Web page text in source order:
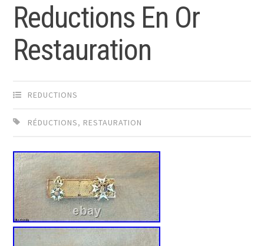
Reductions En Or
Restauration
REDUCTIONS
RÉDUCTIONS, RESTAURATION